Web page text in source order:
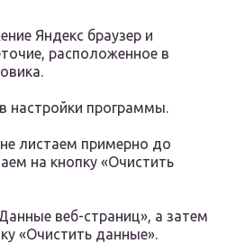
Яндекс браузер и
расположенное в
настройки программы.
листаем примерно до
на кнопку «Очистить
веб-страниц», а затем
«Очистить данные».